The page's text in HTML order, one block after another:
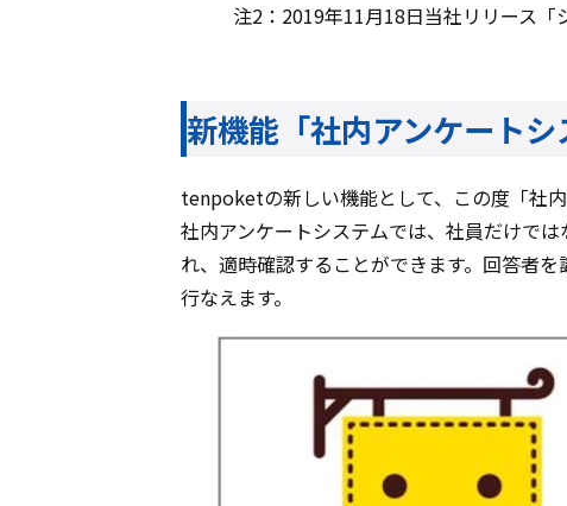
注2：2019年11月18日当社リリース「
新機能「社内アンケートシ
tenpoketの新しい機能として、この度「社
社内アンケートシステムでは、社員だけで
れ、適時確認することができます。回答者
行なえます。